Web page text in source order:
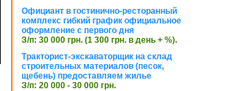
Официант в гостинично-ресторанный
комплекс гибкий график официальное
оформление с первого дня
З/п: 30 000 грн. (1 300 грн. в день + %).
Тракторист-экскаваторщик на склад
строительных материалов (песок,
щебень) предоставляем жилье
З/п: 20 000 - 30 000 грн.